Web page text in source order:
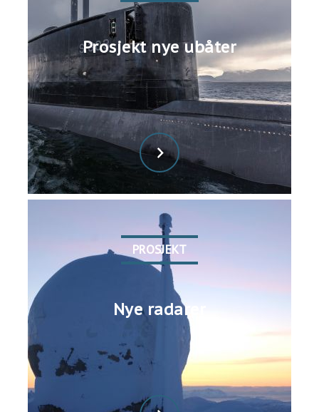
Prosjekt nye ubåter
PROSJEKT
Nye radarer